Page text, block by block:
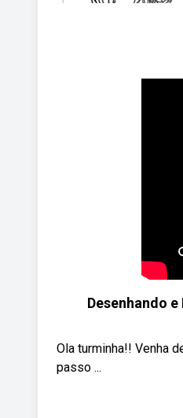
Desenhando
Ola turminha!! Venha
passo ...